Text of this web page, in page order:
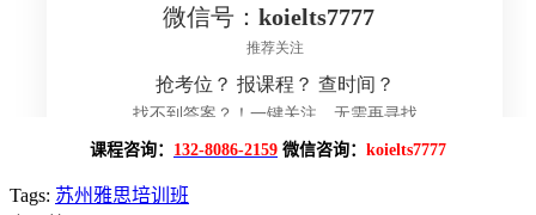
课程咨询： 132-8086-2159 微信咨询： koielts7777
Tags: 苏州雅思培训班